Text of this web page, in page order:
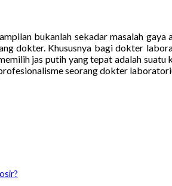
bukanlah sekadar masalah
dokter. Khususnya bagi dokter
jas putih yang tepat adalah suatu
seorang dokter